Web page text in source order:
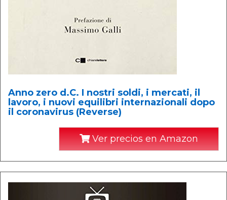
Anno zero d.C. I nostri soldi, i mercati, il
lavoro, i nuovi equilibri internazionali dopo
il coronavirus (Reverse)
Ver precios en Amazon